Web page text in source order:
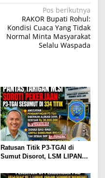
Pos berikutnya
RAKOR Bupati Rohul:
Kondisi Cuaca Yang Tidak
Normal Minta Masyarakat
Selalu Waspada
Ratusan Titik P3-TGAI di
Sumut Disorot, LSM LIPAN
Dugaan Ketidaksesuaian